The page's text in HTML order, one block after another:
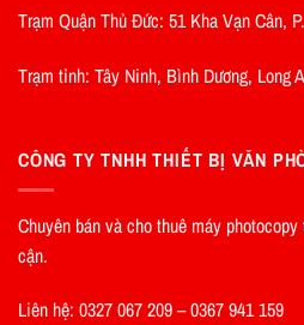
Trạm Quận Thủ Đức: 51 Kha Vạn Cân,
Trạm tỉnh: Tây Ninh, Bình Dương, Long
CÔNG TY TNHH THIẾT BỊ VĂN
Chuyên bán và cho thuê máy
cận.
Liên hệ: 0327 067 209 – 0367 941 159